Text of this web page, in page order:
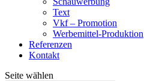
Text
Vkf – Promotion
Werbemittel-Produktion
Referenzen
Kontakt
Seite wählen